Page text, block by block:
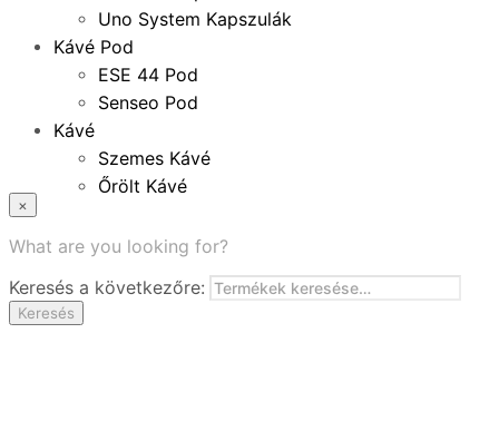
Uno System Kapszulák
Kávé Pod
ESE 44 Pod
Senseo Pod
Kávé
Szemes Kávé
Őrölt Kávé
Instant Kávé
Zacskó Tea
Tartozékok
×
What are you looking for?
Keresés a következőre:
Keresés